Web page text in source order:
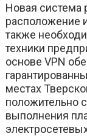
Новая система
расположение
также
техники
основе VPN
местах
положительно
выполнения